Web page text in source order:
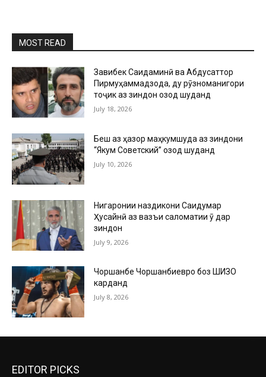
MOST READ
Завқибек Саидаминӣ ва Абдусаттор
Пирмуҳаммадзода, ду рӯзноманигори
тоҷик аз зиндон озод шуданд
July 18, 2026
Беш аз ҳазор маҳкумшуда аз зиндони
“Якум Советский” озод шуданд
July 10, 2026
Нигаронии наздикони Саидумар
Ҳусайнӣ аз вазъи саломатии ӯ дар
зиндон
July 9, 2026
Чоршанбе Чоршанбиевро боз ШИЗО
карданд
July 8, 2026
EDITOR PICKS